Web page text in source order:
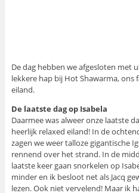
De dag hebben we afgesloten met
lekkere hap bij Hot Shawarma,
eiland.
De laatste dag op Isabela
Daarmee was alweer onze laatste
heerlijk relaxed eiland! In de
zagen we weer talloze gigantische
rennend over het strand. In de
laatste keer gaan snorkelen op
minder en ik besloot net als Jacq
lezen. Ook niet vervelend! Maar ik